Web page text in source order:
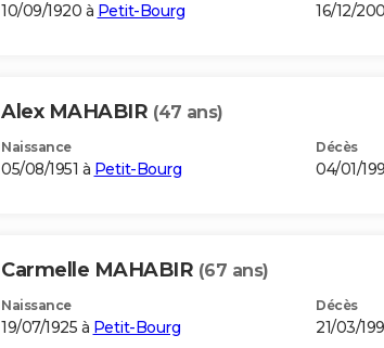
10/09/1920 à Petit-Bourg 16/12/
Alex MAHABIR (47 ans)
Naissance
05/08/1951 à Petit-Bourg
Décès
04/01/
Carmelle MAHABIR (67 ans)
Naissance
19/07/1925 à Petit-Bourg
Décès
21/03/